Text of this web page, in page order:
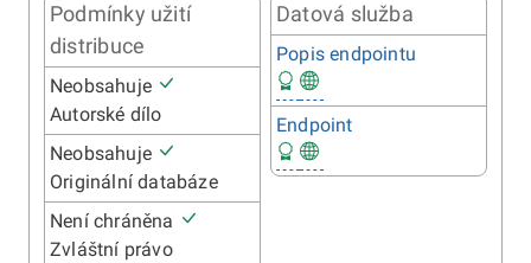
Podmínky užití
distribuce
Neobsahuje
Autorské dílo
Neobsahuje
Originální databáze
Není chráněna
Zvláštní právo
Datová služba
Popis endpointu
Endpoint